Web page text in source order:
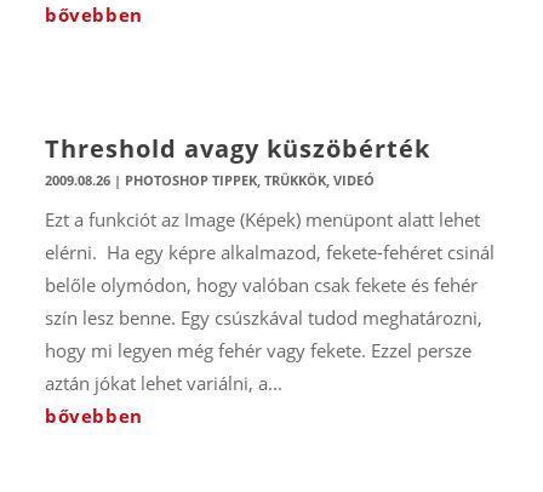
bővebben
Threshold avagy küszöbérték
2009.08.26| PHOTOSHOP TIPPEK, TRÜKKÖK, VIDEÓ
Ezt a funkciót az Image (Képek) menüpont alatt lehet
elérni. Ha egy képre alkalmazod, fekete-fehéret csinál
belőle olymódon, hogy valóban csak fekete és fehér
szín lesz benne. Egy csúszkával tudod meghatározni,
hogy mi legyen még fehér vagy fekete. Ezzel persze
aztán jókat lehet variálni, a...
bővebben